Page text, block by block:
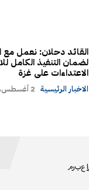
القائد دحلان: نعمل مع
لضمان التنفيذ الكامل
الاعتداءات على غزة
الاخبار الرئيسية 2 أغسطس، 2026